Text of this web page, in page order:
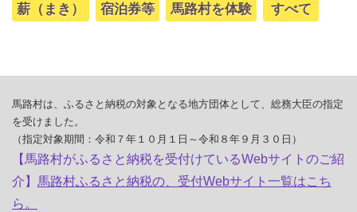
薪（まき）
宿泊券等 馬路村を体験 すべて
馬路村は、ふるさと納税の対象となる地方団体として、総務大臣の指定
を受けました。
（指定対象期間：令和７年１０月１日～令和８年９月３０日）
【馬路村がふるさと納税を受付けているWebサイトのご紹
介】 馬路村ふるさと納税の、受付Webサイト一覧はこち
ら。